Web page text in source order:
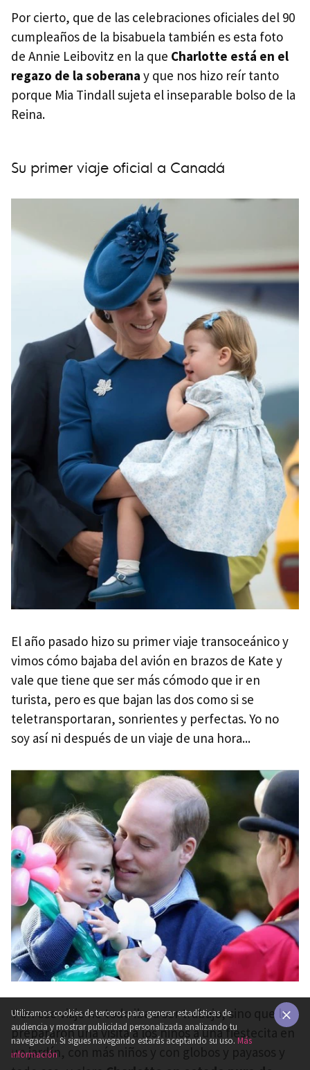
Por cierto, que de las celebraciones oficiales del 90
cumpleaños de la bisabuela también es esta foto
de Annie Leibovitz en la que Charlotte está en el
regazo de la soberana y que nos hizo reír tanto
porque Mia Tindall sujeta el inseparable bolso de la
Reina.
Su primer viaje oficial a Canadá
El año pasado hizo su primer viaje transoceánico y
vimos cómo bajaba del avión en brazos de Kate y
vale que tiene que ser más cómodo que ir en
turista, pero es que bajan las dos como si se
teletransportaran, sonrientes y perfectas. Yo no
soy así ni después de un viaje de una hora...
Y en ese viaje no todo iba a ser trabajo, sino que le
prepararon una visita a los niños a una fiestecita en
un jardín, con más niños y con globos y payasos y
×
Utilizamos cookies de terceros para generar estadísticas de
audiencia y mostrar publicidad personalizada analizando tu
navegación. Si sigues navegando estarás aceptando su uso.Más
información